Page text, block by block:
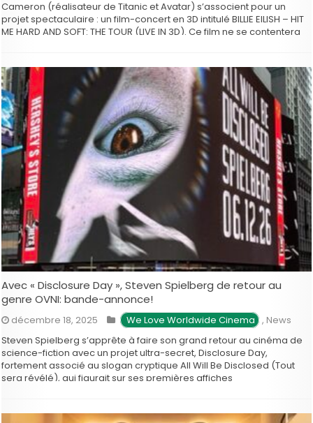
Cameron (réalisateur de Titanic et Avatar) s’associent pour un
projet spectaculaire : un film-concert en 3D intitulé BILLIE EILISH – HIT
ME HARD AND SOFT: THE TOUR (LIVE IN 3D). Ce film ne se contentera
Avec « Disclosure Day », Steven Spielberg de retour au
genre OVNI: bande-annonce!
décembre 18, 2025 We Love Worldwide Cinema , News
Steven Spielberg s’apprête à faire son grand retour au cinéma de
science-fiction avec un projet ultra-secret, Disclosure Day,
fortement associé au slogan cryptique All Will Be Disclosed (Tout
sera révélé), qui figurait sur ses premières affiches